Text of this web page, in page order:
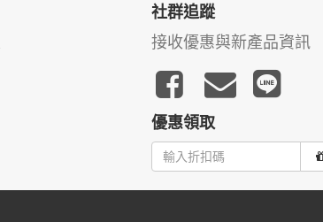
社群追蹤
接收優惠與新產品資訊
優惠領取